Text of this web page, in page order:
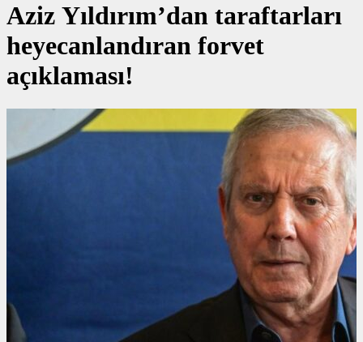
Aziz Yıldırım’dan taraftarları
heyecanlandıran forvet
açıklaması!